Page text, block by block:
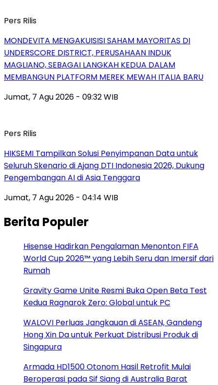
Pers Rilis
MONDEVITA MENGAKUISISI SAHAM MAYORITAS DI
UNDERSCORE DISTRICT, PERUSAHAAN INDUK
MAGLIANO, SEBAGAI LANGKAH KEDUA DALAM
MEMBANGUN PLATFORM MEREK MEWAH ITALIA BARU
Jumat, 7 Agu 2026 - 09:32 WIB
Pers Rilis
HIKSEMI Tampilkan Solusi Penyimpanan Data untuk
Seluruh Skenario di Ajang DTI Indonesia 2026, Dukung
Pengembangan AI di Asia Tenggara
Jumat, 7 Agu 2026 - 04:14 WIB
Berita Populer
Hisense Hadirkan Pengalaman Menonton FIFA
World Cup 2026™ yang Lebih Seru dan Imersif dari
Rumah
Gravity Game Unite Resmi Buka Open Beta Test
Kedua Ragnarok Zero: Global untuk PC
WALOVI Perluas Jangkauan di ASEAN, Gandeng
Hong Xin Da untuk Perkuat Distribusi Produk di
Singapura
Armada HD1500 Otonom Hasil Retrofit Mulai
Beroperasi pada Sif Siang di Australia Barat